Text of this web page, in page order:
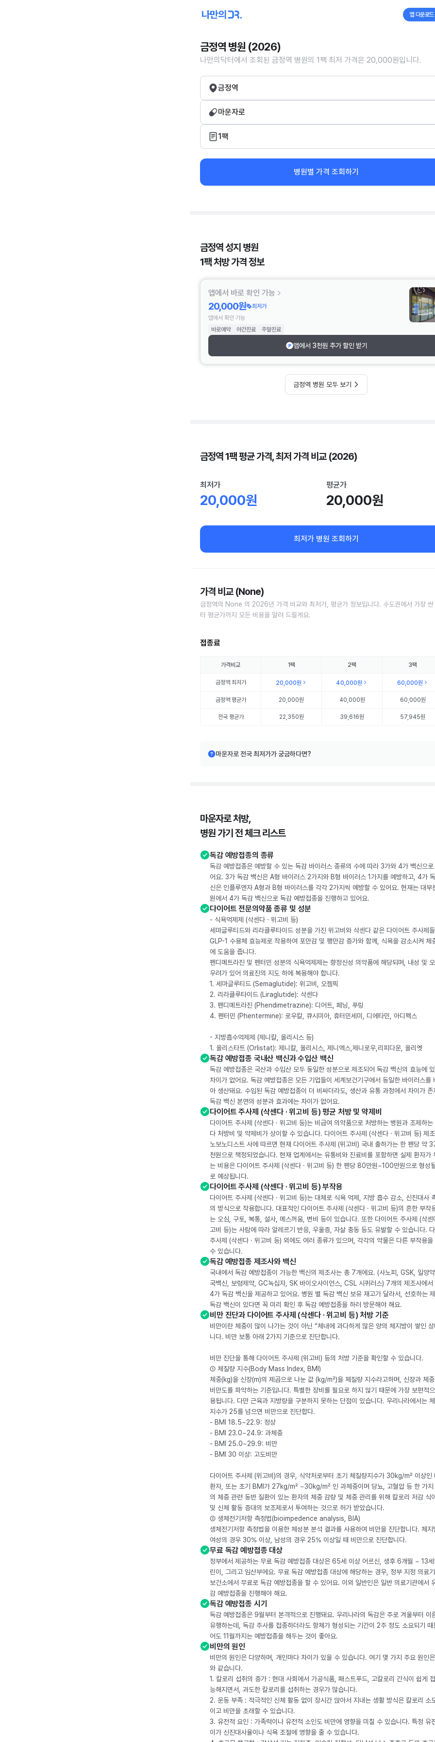
앱 다운로드
금정역 병원 (2026)
나만의닥터에서 조회된 금정역 병원의 1팩 최저 가격은 20,000원입니다.
금정역
마운자로
1팩
병원별 가격 조회하기
금정역 성지 병원
1팩 처방 가격 정보
앱에서 바로 확인 가능
20,000원
최저가
앱에서 확인 가능
바로예약
야간진료 주말진료
앱에서 3천원 추가 할인 받기
금정역 병원 모두 보기
금정역 1팩 평균 가격, 최저 가격 비교 (2026)
최저가
20,000원
평균가
20,000원
최저가 병원 조회하기
가격 비교 (None)
금정역의 None 의 2026년 가격 비교와 최저가, 평균가 정보입니다. 수도권에서 가장 싼
터 평균가까지 모든 비용을 알려 드릴게요.
접종료
가격비교 1팩 2팩 3팩
금정역최저가 20,000원 40,000원 60,000원
금정역평균가 20,000원 40,000원 60,000원
전국 평균가 22,350원 39,616원 57,945원
마운자로 전국 최저가가 궁금하다면?
마운자로 처방,
병원 가기 전 체크 리스트
독감 예방접종의 종류
독감 예방접종은 예방할 수 있는 독감 바이러스 종류의 수에 따라 3가와 4가 백신으로
어요. 3가 독감 백신은 A형 바이러스 2가지와 B형 바이러스 1가지를 예방하고, 4가
신은 인플루엔자 A형과 B형 바이러스를 각각 2가지씩 예방할 수 있어요. 현재는 대부
원에서 4가 독감 백신으로 독감 예방접종을 진행하고 있어요.
다이어트 전문의약품 종류 및 성분
- 식욕억제제 (삭센다 · 위고비 등)
세마글루티드와 리라클루타이드 성분을 가진 위고비와 삭센다 같은 다이어트 주사제
GLP-1 수용체 효능제로 작용하여 포만감 및 팽만감 증가와 함께, 식욕을 감소시켜 체
에 도움을 줍니다.
펜디메트라진 및 펜터민 성분의 식욕억제제는 향정신성 의약품에 해당되며, 내성 및
우려가 있어 의료진의 지도 하에 복용해야 합니다.
1. 세마글루티드 (Semaglutide): 위고비, 오젬픽
2. 리라클루타이드 (Liraglutide): 삭센다
3. 펜디메트라진 (Phendimetrazine): 디어트, 페닝, 푸링
4. 펜터민 (Phentermine): 로우칼, 큐시미아, 휴터민세미, 디에타민, 아디펙스
- 지방흡수억제제 (제니칼, 올리시스 등)
1. 올리스타트 (Orlistat): 제니칼, 올리시스, 제니엑스,제니로우,리피다운, 올리엣
독감 예방접종 국내산 백신과 수입산 백신
독감 예방접종은 국산과 수입산 모두 동일한 성분으로 제조되어 독감 백신의 효능에
차이가 없어요. 독감 예방접종은 모든 기업들이 세계보건기구에서 동일한 바이러스를
아 생산돼요. 수입된 독감 예방접종이 더 비싸더라도, 생산과 유통 과정에서 차이가 존
독감 백신 본연의 성분과 효과에는 차이가 없어요.
다이어트 주사제 (삭센다 · 위고비 등) 평균 처방 및 약제비
다이어트 주사제 (삭센다 · 위고비 등)는 비급여 의약품으로 처방하는 병원과 조제하는
다 처방비 및 약제비가 상이할 수 있습니다. 다이어트 주사제 (삭센다 · 위고비 등) 제
노보노디스트 사에 따르면 현재 다이어트 주사제 (위고비) 국내 출하가는 한 펜당 약
천원으로 책정되었습니다. 현재 업계에서는 유통비와 진료비를 포함하면 실제 환자가
는 비용은 다이어트 주사제 (삭센다 · 위고비 등) 한 펜당 80만원~100만원으로 형성
로 예상됩니다.
다이어트 주사제 (삭센다 · 위고비 등) 부작용
다이어트 주사제 (삭센다 · 위고비 등)는 대체로 식욕 억제, 지방 흡수 감소, 신진대사
의 방식으로 작용합니다. 대표적인 다이어트 주사제 (삭센다 · 위고비 등)의 흔한 부작
는 오심, 구토, 복통, 설사, 메스꺼움, 변비 등이 있습니다. 또한 다이어트 주사제 (삭센
고비 등)는 사람에 따라 알레르기 반응, 우울증, 자살 충동 등도 유발할 수 있습니다.
주사제 (삭센다 · 위고비 등) 외에도 여러 종류가 있으며, 각각의 약물은 다른 부작용을
수 있습니다.
독감 예방접종 제조사와 백신
국내에서 독감 예방접종이 가능한 백신의 제조사는 총 7개에요. (사노피, GSK, 일양
국백신, 보령제약, GC녹십자, SK 바이오사이언스, CSL 시퀴러스) 7개의 제조사에서
4가 독감 백신을 제공하고 있어요. 병원 별 독감 백신 보유 재고가 달라서, 선호하는
독감 백신이 있다면 꼭 미리 확인 후 독감 예방접종을 하러 방문해야 해요.
비만 진단과 다이어트 주사제 (삭센다 · 위고비 등) 처방 기준
비만이란 체중이 많이 나가는 것이 아닌 “체내에 과다하게 많은 양의 체지방이 쌓인
니다. 비만 보통 아래 2가지 기준으로 진단합니다.
비만 진단을 통해 다이어트 주사제 (위고비) 등의 처방 기준을 확인할 수 있습니다.
① 체질량 지수(Body Mass Index, BMI)
체중(kg)을 신장(m)의 제곱으로 나눈 값 (kg/m²)을 체질량 지수라고하며, 신장과 체
비만도를 파악하는 기준입니다. 특별한 장비를 필요로 하지 않기 때문에 가장 보편적
용됩니다. 다만 근육과 지방량을 구분하지 못하는 단점이 있습니다. 우리나라에서는
지수가 25를 넘으면 비만으로 진단합다.
- BMI 18.5~22.9: 정상
- BMI 23.0~24.9: 과체중
- BMI 25.0~29.9: 비만
- BMI 30 이상: 고도비만
다이어트 주사제 (위고비)의 경우, 식약처로부터 초기 체질량지수가 30kg/m² 이상인
환자, 또는 초기 BMI가 27kg/m² ~30kg/m² 인 과체중이며 당뇨, 고혈압 등 한 가지
의 체중 관련 동반 질환이 있는 환자의 체중 감량 및 체중 관리를 위해 칼로리 저감 식
및 신체 활동 증대의 보조제로서 투여하는 것으로 허가 받았습니다.
② 생체전기저항 측정법(bioimpedence analysis, BIA)
생체전기저항 측정법을 이용한 체성분 분석 결과를 사용하여 비만을 진단합니다. 체지
여성의 경우 30% 이상, 남성의 경우 25% 이상일 때 비만으로 진단합니다.
무료 독감 예방접종 대상
정부에서 제공하는 무료 독감 예방접종 대상은 65세 이상 어르신, 생후 6개월 ~ 13
린이, 그리고 임산부에요. 무료 독감 예방접종 대상에 해당하는 경우, 정부 지정 의료
보건소에서 무료로 독감 예방접종을 할 수 있어요. 이외 일반인은 일반 의료기관에서
감 예방접종을 진행해야 해요.
독감 예방접종 시기
독감 예방접종은 9월부터 본격적으로 진행돼요. 우리나라의 독감은 주로 겨울부터 이
유행하는데, 독감 주사를 접종하더라도 항체가 형성되는 기간이 2주 정도 소요되기 때
어도 11월까지는 예방접종을 해두는 것이 좋아요.
비만의 원인
비만의 원인은 다양하며, 개인마다 차이가 있을 수 있습니다. 여기 몇 가지 주요 원인
와 같습니다.
1. 칼로리 섭취의 증가 : 현대 사회에서 가공식품, 패스트푸드, 고칼로리 간식이 쉽게
능해지면서, 과도한 칼로리를 섭취하는 경우가 많습니다.
2. 운동 부족 : 적극적인 신체 활동 없이 장시간 앉아서 지내는 생활 방식은 칼로리 소
이고 비만을 초래할 수 있습니다.
3. 유전적 요인 : 가족력이나 유전적 소인도 비만에 영향을 미칠 수 있습니다. 특정 유
이가 신진대사율이나 식욕 조절에 영향을 줄 수 있습니다.